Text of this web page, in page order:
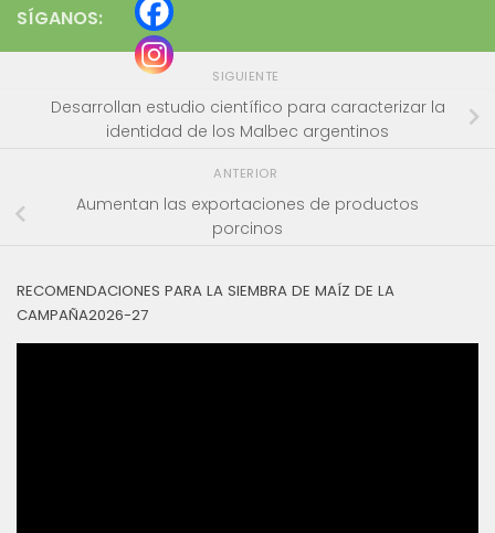
SÍGANOS:
SIGUIENTE
Desarrollan estudio científico para caracterizar la
identidad de los Malbec argentinos
ANTERIOR
Aumentan las exportaciones de productos
porcinos
RECOMENDACIONES PARA LA SIEMBRA DE MAÍZ DE LA
CAMPAÑA2026-27